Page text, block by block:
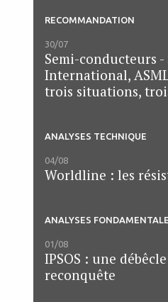
RECOMMANDATION
30/07
Semi-conducteurs -
International,
trois situations,
ANALYSES TECHNIQUE
04/08
Worldline : les
ANALYSES
01/08
IPSOS : une
reconquête